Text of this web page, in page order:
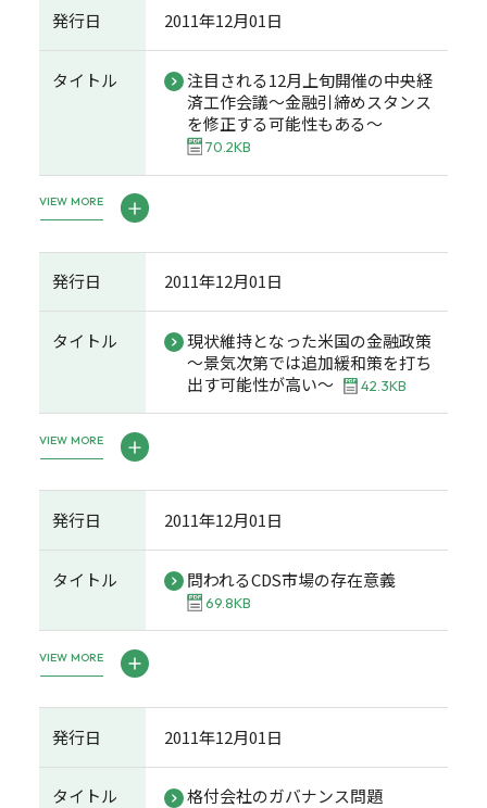
発行日 2011年12月01日
タイトル
注目される12月上旬開催の中央経
済工作会議～金融引締めスタンス
を修正する可能性もある～
70.2KB
VIEW MORE
発行日 2011年12月01日
タイトル
現状維持となった米国の金融政策
～景気次第では追加緩和策を打ち
出す可能性が高い～
42.3KB
VIEW MORE
発行日 2011年12月01日
タイトル 問われるCDS市場の存在意義
69.8KB
VIEW MORE
発行日 2011年12月01日
タイトル 格付会社のガバナンス問題